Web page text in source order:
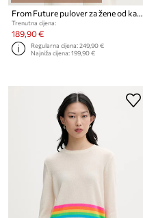
From Future pulover za žene od kašmira
Trenutna cijena:
189,90 €
Regularna cijena:249,90 €
Najniža cijena:199,90 €